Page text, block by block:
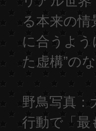
る本来の情
に合うよう
た虚構”の
野鳥写真：
行動で「最